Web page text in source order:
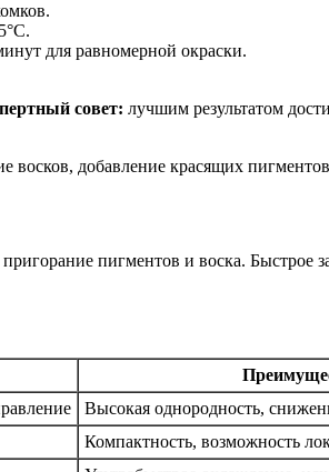
для равномерной окраски.
совет: лучшим результатом
пигментов и воска. Быстрое
Высокая однородность,
Компактность, возможность